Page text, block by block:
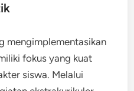
mengimplementasikan
fokus yang kuat
siswa. Melalui